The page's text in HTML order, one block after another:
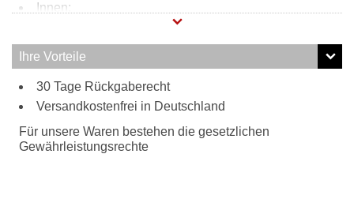
Innen:
1 Reißverschlussfach
1 Steckfach
Außen:
2 Reißverschlussfächer
Tragweise:
Rucksack
Ihre Vorteile
30 Tage Rückgaberecht
Versandkostenfrei in Deutschland
Für unsere Waren bestehen die gesetzlichen
Gewährleistungsrechte